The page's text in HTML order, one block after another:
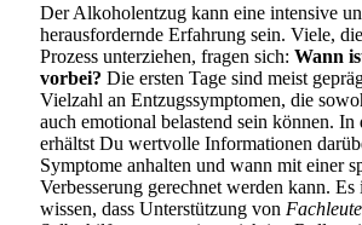
Der Alkoholentzug kann eine intensive
herausfordernde Erfahrung sein. Viele,
Prozess unterziehen, fragen sich: Wann
vorbei? Die ersten Tage sind meist
Vielzahl an Entzugssymptomen, die
auch emotional belastend sein können. In
erhältst Du wertvolle Informationen
Symptome anhalten und wann mit einer
Verbesserung gerechnet werden kann.
wissen, dass Unterstützung von